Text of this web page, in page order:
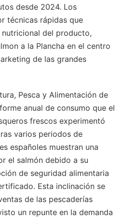
desde 2024. Los
técnicas rápidas que
del producto,
a la Plancha en el centro
de las grandes
Pesca y Alimentación de
anual de consumo que el
frescos experimentó
varios periodos de
españoles muestran una
el salmón debido a su
de seguridad alimentaria
Esta inclinación se
de las pescaderías
un repunte en la demanda